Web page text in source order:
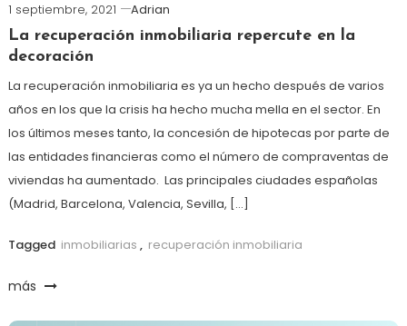
1 septiembre, 2021
Adrian
La recuperación inmobiliaria repercute en la
decoración
La recuperación inmobiliaria es ya un hecho después de varios
años en los que la crisis ha hecho mucha mella en el sector. En
los últimos meses tanto, la concesión de hipotecas por parte de
las entidades financieras como el número de compraventas de
viviendas ha aumentado. Las principales ciudades españolas
(Madrid, Barcelona, Valencia, Sevilla, […]
Tagged inmobiliarias , recuperación inmobiliaria
más